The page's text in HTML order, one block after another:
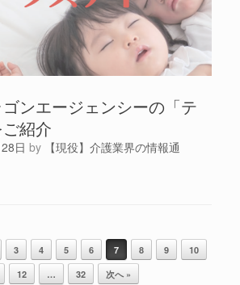
ンエージェンシーの「テ
紹介
日 by 【現役】介護業界の情報通
3 4 5 6 7 8 9
10
12 … 32 次へ »